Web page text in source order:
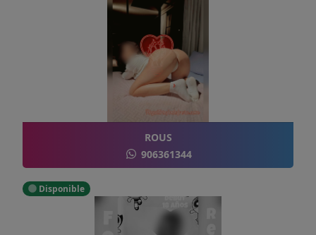
ROUS
906361344
Disponible